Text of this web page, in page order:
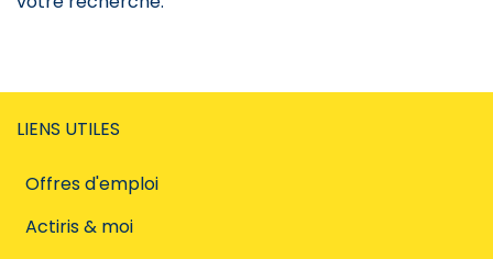
LIENS UTILES
Offres d'emploi
Actiris & moi